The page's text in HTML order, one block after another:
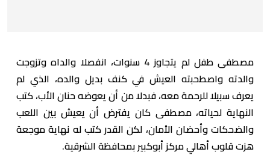
مصطفى طفل لم يتجاوز 4 سنوات، انفصلا والداه وتزوجت
والدته واصطحبته العيش في كنف بديل والده، الذي لم
يعرف سبيلا للرحمة معه، فبدلا من أن يعوضه حنان الأب، كتب
النهاية لحياته، مصطفى كان يفترض أن يعيش بين اللعب
والضحكات وأحضان الأمان، لكن القدر كتب له نهاية موجعة
هزت قلوب أهالي مركز أبوكبير بمحافظة الشرقية.